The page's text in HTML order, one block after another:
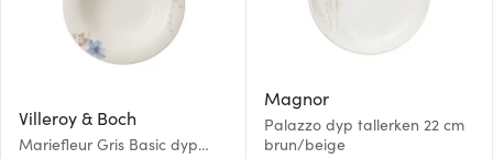
Villeroy & Boch
Mariefleur Gris Basic dyp
Magnor
Palazzo dyp tallerken 22 cm
brun/beige